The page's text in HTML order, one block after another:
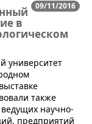
09/11/2016
в
университет
также
научно-
предприятий